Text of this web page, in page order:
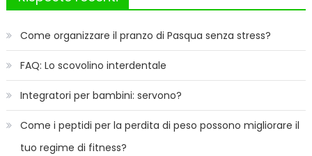
Come organizzare il pranzo di Pasqua senza stress?
FAQ: Lo scovolino interdentale
Integratori per bambini: servono?
Come i peptidi per la perdita di peso possono migliorare il
tuo regime di fitness?